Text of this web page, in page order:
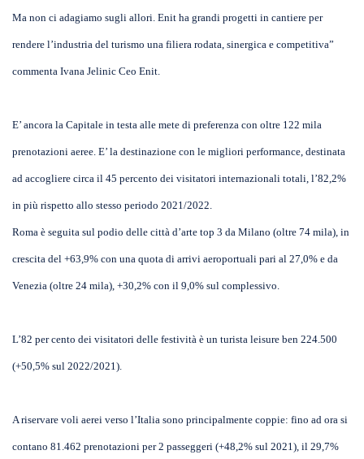
Ma non ci adagiamo sugli allori. Enit ha grandi progetti in cantiere per
rendere l’industria del turismo una filiera rodata, sinergica e competitiva”
commenta Ivana Jelinic Ceo Enit.
E’ ancora la Capitale in testa alle mete di preferenza con oltre 122 mila
prenotazioni aeree. E’ la destinazione con le migliori performance, destinata
ad accogliere circa il 45 percento dei visitatori internazionali totali, l’82,2%
in più rispetto allo stesso periodo 2021/2022.
Roma è seguita sul podio delle città d’arte top 3 da Milano (oltre 74 mila), in
crescita del +63,9% con una quota di arrivi aeroportuali pari al 27,0% e da
Venezia (oltre 24 mila), +30,2% con il 9,0% sul complessivo.
L’82 per cento dei visitatori delle festività è un turista leisure ben 224.500
(+50,5% sul 2022/2021).
A riservare voli aerei verso l’Italia sono principalmente coppie: fino ad ora si
contano 81.462 prenotazioni per 2 passeggeri (+48,2% sul 2021), il 29,7%